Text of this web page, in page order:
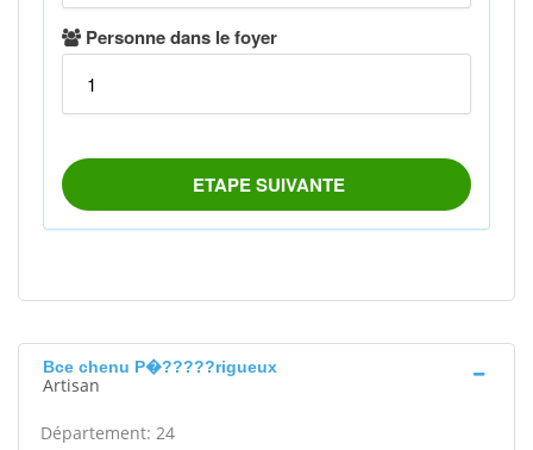
Bce chenu P�?????rigueux
Artisan
Département: 24